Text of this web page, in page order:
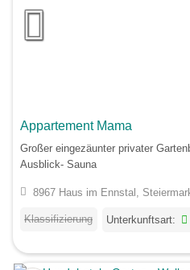
Appartement Mama
Großer eingezäunter privater
Ausblick- Sauna
8967 Haus im Ennstal,
Klassifizierung Unterkunftsart: